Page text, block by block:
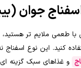
با طعمی ملایم تر هستید،
کنید. این نوع اسفناج
و غذاهای سبک گزینه